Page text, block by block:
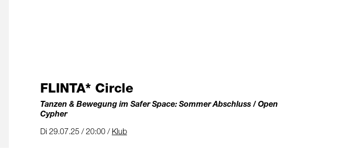
FLINTA* Circle
Tanzen & Bewegung im Safer Space: Sommer Abschluss / Open
Cypher
Di 29.07.25 / 20:00 / Klub